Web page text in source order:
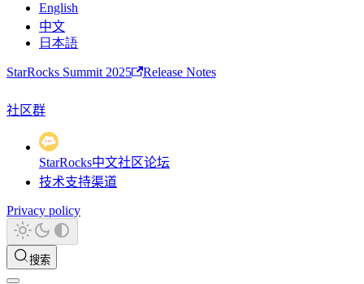
English
中文
日本語
StarRocks Summit 2025 Release Notes
社区群
StarRocks中文社区论坛
技术支持渠道
Privacy policy
搜索